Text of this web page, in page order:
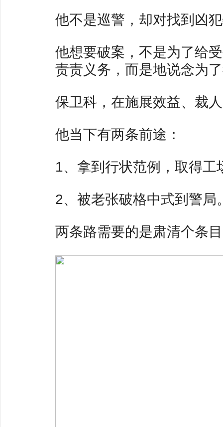
他不是巡警，却对找到凶
他想要破案，不是为了给
责责义务，而是地说念为
保卫科，在施展效益、裁
他当下有两条前途：
1、拿到行状范例，取得工
2、被老张破格中式到警局
两条路需要的是肃清个条